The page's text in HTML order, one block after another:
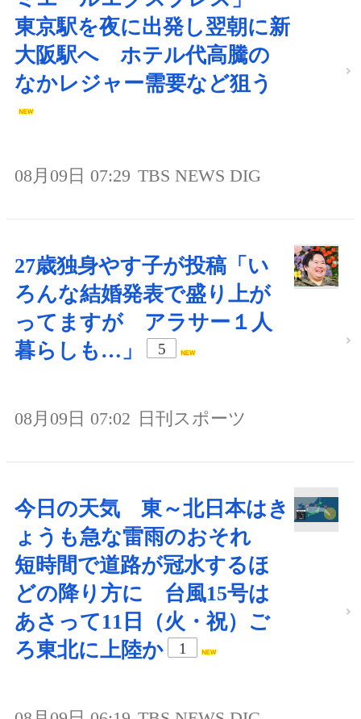
東京駅を夜に出発し翌朝に新
大阪駅へ ホテル代高騰の
なかレジャー需要など狙う
08月09日 07:29 TBS NEWS DIG
27歳独身やす子が投稿「い
ろんな結婚発表で盛り上が
ってますが アラサー１人
暮らしも…」
5
08月09日 07:02 日刊スポーツ
今日の天気 東～北日本はき
ょうも急な雷雨のおそれ
短時間で道路が冠水するほ
どの降り方に 台風15号は
あさって11日（火・祝）ご
ろ東北に上陸か
1